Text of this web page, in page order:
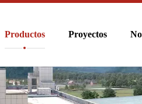
Productos Proyectos